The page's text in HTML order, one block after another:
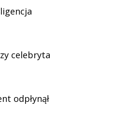
celebryta
odpłynął